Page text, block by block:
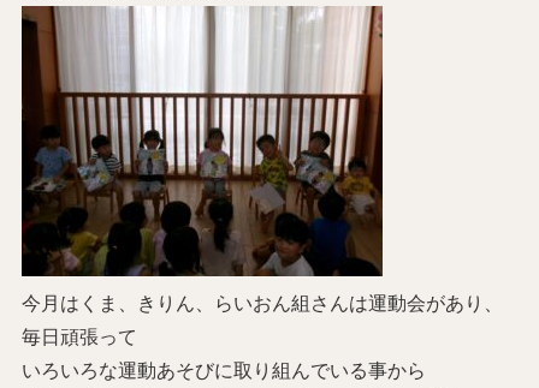
今月はくま、きりん、らいおん組さんは運動会があり、
毎日頑張って
いろいろな運動あそびに取り組んでいる事から